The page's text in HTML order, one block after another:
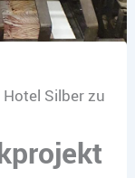
Silber zu